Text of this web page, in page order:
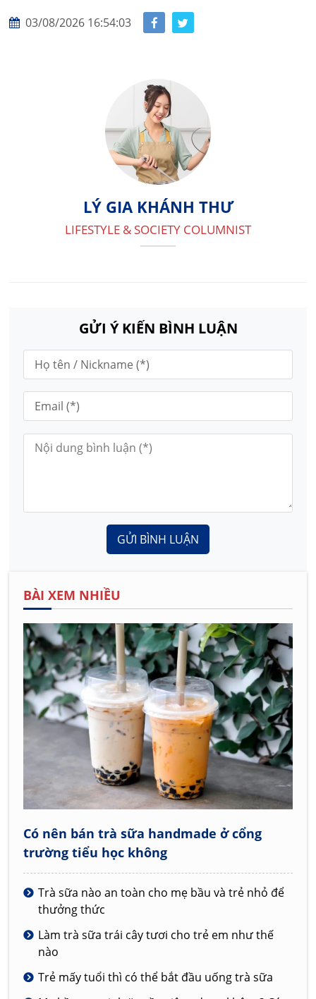
03/08/2026 16:54:03
LÝ GIA KHÁNH THƯ
LIFESTYLE & SOCIETY COLUMNIST
GỬI Ý KIẾN BÌNH LUẬN
GỬI BÌNH LUẬN
BÀI XEM NHIỀU
Có nên bán trà sữa handmade ở cổng
trường tiểu học không
Trà sữa nào an toàn cho mẹ bầu và trẻ nhỏ để
thưởng thức
Làm trà sữa trái cây tươi cho trẻ em như thế
nào
Trẻ mấy tuổi thì có thể bắt đầu uống trà sữa